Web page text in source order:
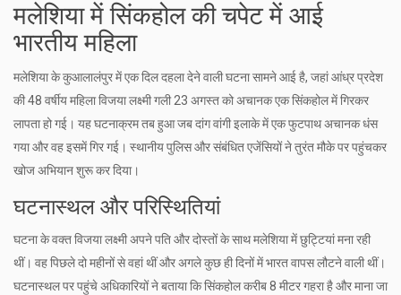
मलेशिया में सिंकहोल की चपेट में आई
भारतीय महिला
मलेशिया के कुआलालंपुर में एक दिल दहला देने वाली घटना सामने आई है, जहां आंध्र प्रदेश
की 48 वर्षीय महिला विजया लक्ष्मी गली 23 अगस्त को अचानक एक सिंकहोल में गिरकर
लापता हो गई। यह घटनाक्रम तब हुआ जब दांग वांगी इलाके में एक फुटपाथ अचानक धंस
गया और वह इसमें गिर गई। स्थानीय पुलिस और संबंधित एजेंसियों ने तुरंत मौके पर पहुंचकर
खोज अभियान शुरू कर दिया।
घटनास्थल और परिस्थितियां
घटना के वक्त विजया लक्ष्मी अपने पति और दोस्तों के साथ मलेशिया में छुट्टियां मना रही
थीं। वह पिछले दो महीनों से वहां थीं और अगले कुछ ही दिनों में भारत वापस लौटने वाली थीं।
घटनास्थल पर पहुंचे अधिकारियों ने बताया कि सिंकहोल करीब 8 मीटर गहरा है और माना जा